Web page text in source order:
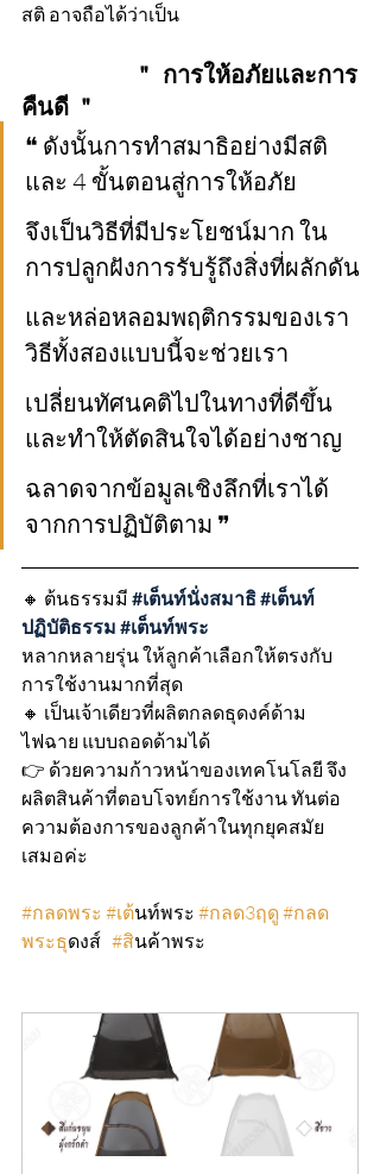
สติ อาจถือได้ว่าเป็น
คืนดี ＂
❝ ดังนั้นการทำสมาธิอย่างมีสติ
และ 4 ขั้นตอนสู่การให้อภัย
จึงเป็นวิธีที่มีประโยชน์มาก ใน
การปลูกฝังการรับรู้ถึงสิ่งที่ผลักดัน
และหล่อหลอมพฤติกรรมของเรา
วิธีทั้งสองแบบนี้จะช่วยเรา
เปลี่ยนทัศนคติไปในทางที่ดีขึ้น
และทำให้ตัดสินใจได้อย่างชาญ
ฉลาดจากข้อมูลเชิงลึกที่เราได้
จากการปฏิบัติตาม ❞
🔸 ต้นธรรมมี #เต็นท์นั่งสมาธิ #เต็นท์
ปฏิบัติธรรม #เต็นท์พระ
หลากหลายรุ่น ให้ลูกค้าเลือกให้ตรงกับ
การใช้งานมากที่สุด
🔸 เป็นเจ้าเดียวที่ผลิตกลดธุดงค์ด้าม
ไฟฉาย แบบถอดด้ามได้
👉 ด้วยความก้าวหน้าของเทคโนโลยี จึง
ผลิตสินค้าที่ตอบโจทย์การใช้งาน ทันต่อ
ความต้องการของลูกค้าในทุกยุคสมัย
เสมอค่ะ
#กลดพระ #เต้นท์พระ #กลด3ฤด#กลด
พระธุดงส์ #สินค้าพระ